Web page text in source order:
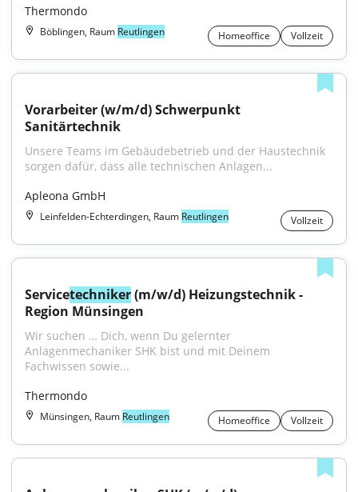
Thermondo
Böblingen, Raum Reutlingen Homeoffice Vollzeit
Vorarbeiter (w/m/d) Schwerpunkt
Sanitärtechnik
Unsere Teams im Gebäudebetrieb und der Haustechnik
sorgen dafür, dass alle technischen Anlagen...
Apleona GmbH
Leinfelden-Echterdingen, Raum Reutlingen Vollzeit
Servicetechniker (m/w/d) Heizungstechnik -
Region Münsingen
Wir suchen … Dich, wenn Du gelernter
Anlagenmechaniker SHK bist und mit Deinem
Fachwissen sowie...
Thermondo
Münsingen, Raum Reutlingen Homeoffice Vollzeit